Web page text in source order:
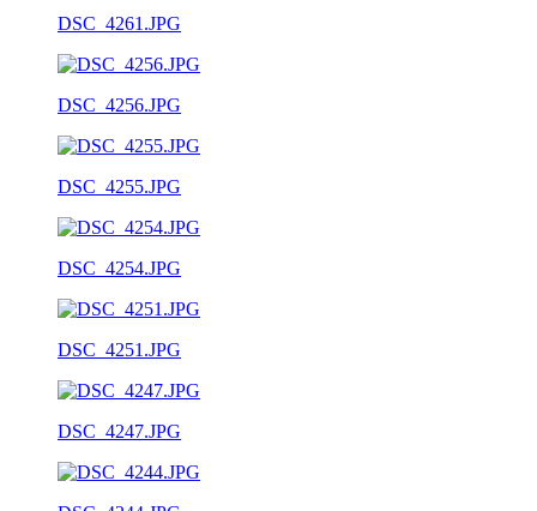
DSC_4261.JPG
DSC_4256.JPG
DSC_4255.JPG
DSC_4254.JPG
DSC_4251.JPG
DSC_4247.JPG